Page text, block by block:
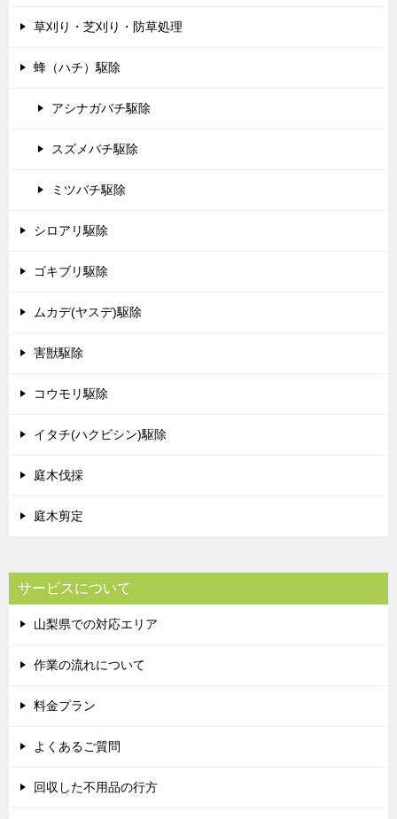
草刈り・芝刈り・防草処理
蜂（ハチ）駆除
アシナガバチ駆除
スズメバチ駆除
ミツバチ駆除
シロアリ駆除
ゴキブリ駆除
ムカデ(ヤスデ)駆除
害獣駆除
コウモリ駆除
イタチ(ハクビシン)駆除
庭木伐採
庭木剪定
サービスについて
山梨県での対応エリア
作業の流れについて
料金プラン
よくあるご質問
回収した不用品の行方